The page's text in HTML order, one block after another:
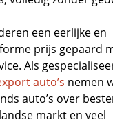
een eerlijke en
prijs gepaard
Als
auto’s nemen
auto’s over
markt en veel